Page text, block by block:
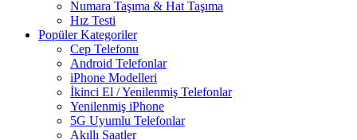
Numara Taşıma & Hat Taşıma
Hız Testi
Popüler Kategoriler
Cep Telefonu
Android Telefonlar
iPhone Modelleri
İkinci El / Yenilenmiş Telefonlar
Yenilenmiş iPhone
5G Uyumlu Telefonlar
Akıllı Saatler